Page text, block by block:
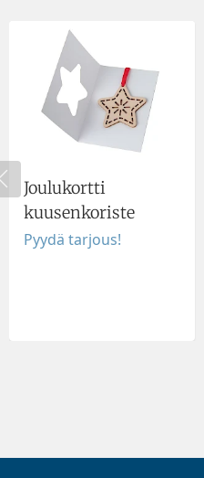
Joulukortti
kuusenkoriste
Pyydä tarjous!